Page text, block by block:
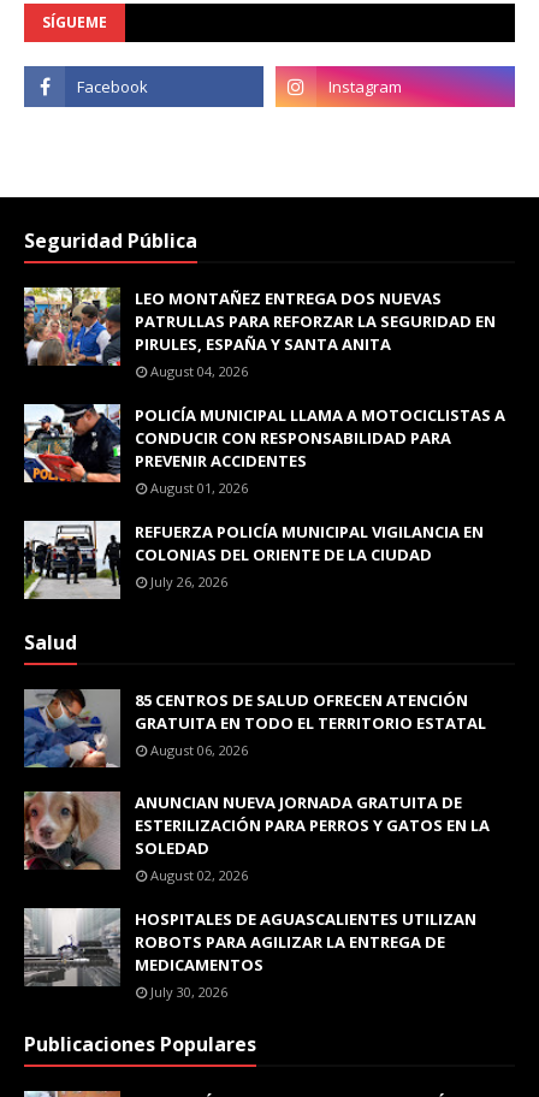
SÍGUEME
Seguridad Pública
LEO MONTAÑEZ ENTREGA DOS NUEVAS
PATRULLAS PARA REFORZAR LA SEGURIDAD EN
PIRULES, ESPAÑA Y SANTA ANITA
August 04, 2026
POLICÍA MUNICIPAL LLAMA A MOTOCICLISTAS A
CONDUCIR CON RESPONSABILIDAD PARA
PREVENIR ACCIDENTES
August 01, 2026
REFUERZA POLICÍA MUNICIPAL VIGILANCIA EN
COLONIAS DEL ORIENTE DE LA CIUDAD
July 26, 2026
Salud
85 CENTROS DE SALUD OFRECEN ATENCIÓN
GRATUITA EN TODO EL TERRITORIO ESTATAL
August 06, 2026
ANUNCIAN NUEVA JORNADA GRATUITA DE
ESTERILIZACIÓN PARA PERROS Y GATOS EN LA
SOLEDAD
August 02, 2026
HOSPITALES DE AGUASCALIENTES UTILIZAN
ROBOTS PARA AGILIZAR LA ENTREGA DE
MEDICAMENTOS
July 30, 2026
Publicaciones Populares